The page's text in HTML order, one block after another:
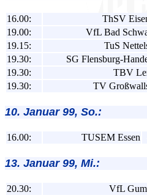
16.00: ThSV
19.00:
VfL Bad
19.15:
TuS
19.30:
SG Flensburg-
19.30:
TBV
19.30:
TV
10. Januar 99, So.:
16.00: TUSEM Essen
13. Januar 99, Mi.:
20.30: VfL